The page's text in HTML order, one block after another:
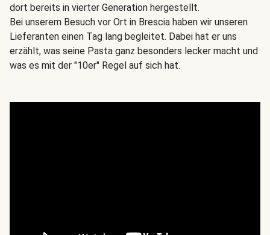
dort bereits in vierter Generation hergestellt.
Bei unserem Besuch vor Ort in Brescia haben wir unseren
Lieferanten einen Tag lang begleitet. Dabei hat er uns
erzählt, was seine Pasta ganz besonders lecker macht und
was es mit der "10er" Regel auf sich hat.